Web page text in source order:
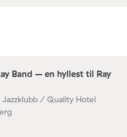
Band – en hyllest til Ray
Jazzklubb / Quality Hotel